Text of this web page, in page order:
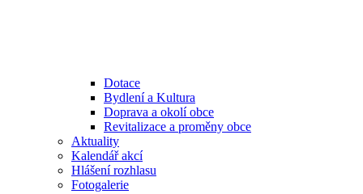
Dotace
Bydlení a Kultura
Doprava a okolí obce
Revitalizace a proměny obce
Aktuality
Kalendář akcí
Hlášení rozhlasu
Fotogalerie